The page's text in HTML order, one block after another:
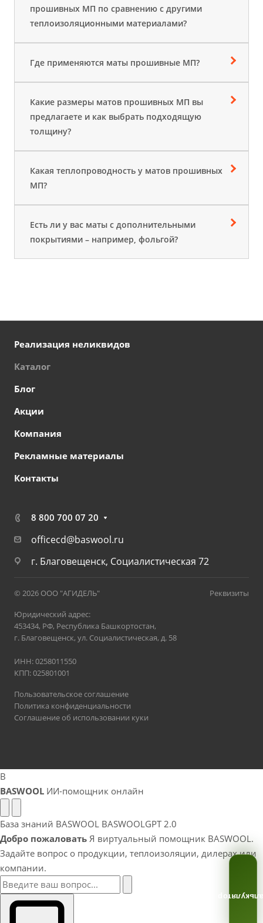
прошивных МП по сравнению с другими
теплоизоляционными материалами?
Где применяются маты прошивные МП?
Какие размеры матов прошивных МП вы
предлагаете и как выбрать подходящую
толщину?
Какая теплопроводность у матов прошивных
МП?
Есть ли у вас маты с дополнительными
покрытиями – например, фольгой?
Реализация неликвидов
Каталог
Блог
Акции
Компания
Рекламные материалы
Контакты
8 800 700 07 20
officecd@baswool.ru
г. Благовещенск, Социалистическая 72
© 2026 ООО "АГИДЕЛЬ"
Реквизиты
Юридический адрес:
453434, РФ, Республика Башкортостан,
г. Благовещенск, ул. Социалистическая, д. 58
ИНН: 0258011550
КПП: 025801001
Пользовательское соглашение
Политика конфиденциальности
Соглашение об использовании куки
B
BASWOOL ИИ-помощник онлайн
База знаний BASWOOL BASWOOLGPT 2.0
Добро пожаловать Я виртуальный помощник BASWOOL.
Задайте вопрос о продукции, теплоизоляции, дилерах или
компании.